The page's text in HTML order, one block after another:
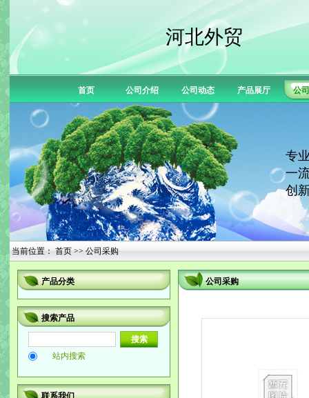
河北外贸
首页 公司介绍 公司动态 产品展厅 公
专
一
创
当前位置： 首页 >> 公司采购
产品分类
搜索产品
站内搜索
联系我们
公司采购